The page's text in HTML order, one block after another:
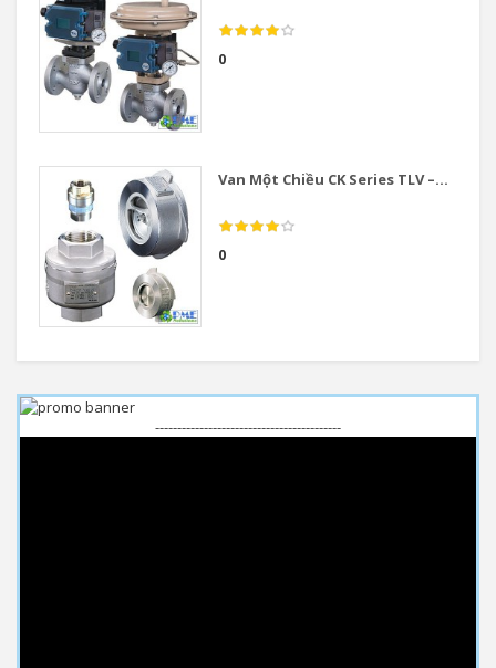
0
Van Một Chiều CK Series TLV –...
0
------------------------------------------